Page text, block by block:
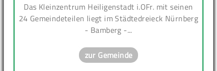
Das Kleinzentrum Heiligenstadt i.OFr. mit seinen
24 Gemeindeteilen liegt im Städtedreieck Nürnberg
- Bamberg -...
zur Gemeinde